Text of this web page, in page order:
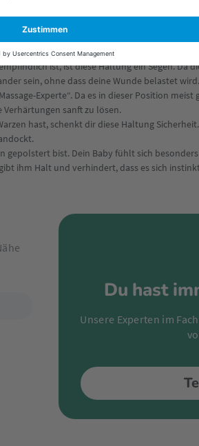
ist, ist diese Haltung ein Segen. Da
sein, ohne dass deine Wunde belastet wird.
Experte“. Da es in dieser Position
sanft zu lösen.
hast, schenkt dir diese Haltung
gepolstert bist. Dein Baby fühlt sich
ihm Halt und verhindert, dass es sich
Du hast
Unsere Experten im